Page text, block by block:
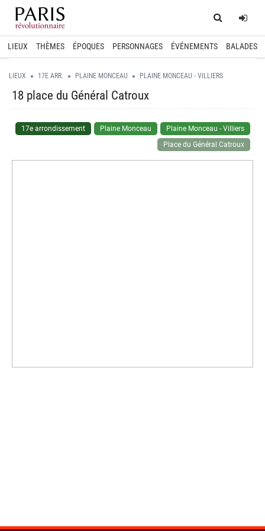
Home
LIEUX THÈMES ÉPOQUES PERSONNAGES ÉVÉNEMENTS BALADES
LIEUX 17E ARR. PLAINE MONCEAU PLAINE MONCEAU - VILLIERS
18 place du Général Catroux
17e arrondissement Plaine Monceau
Plaine Monceau - Villiers
Place du Général Catroux